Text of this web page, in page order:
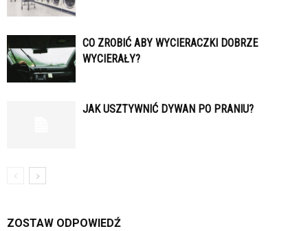
CO ZROBIĆ ABY WYCIERACZKI DOBRZE
WYCIERAŁY?
JAK USZTYWNIĆ DYWAN PO PRANIU?
ZOSTAW ODPOWIEDŹ